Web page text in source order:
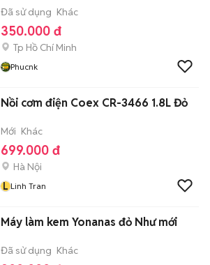
Đã sử dụng Khác
350.000 đ
Tp Hồ Chí Minh
Phucnk
Nồi cơm điện Coex CR-3466 1.8L Đỏ
Mới Khác
699.000 đ
Hà Nội
L Linh Tran
Máy làm kem Yonanas đỏ Như mới
Đã sử dụng Khác